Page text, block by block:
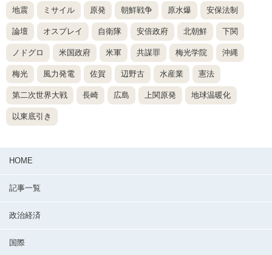
地震 ミサイル 原発 朝鮮戦争 原水爆 安保法制
論壇 オスプレイ 自衛隊 安倍政府 北朝鮮 下関
ノドグロ 米国政府 米軍 共謀罪 梅光学院 沖縄
梅光 風力発電 佐賀 辺野古 水産業 憲法
第二次世界大戦 長崎 広島 上関原発 地球温暖化
以東底引き
HOME
記事一覧
政治経済
国際